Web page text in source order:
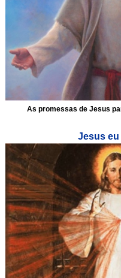
As promessas de Jesus
Jesus